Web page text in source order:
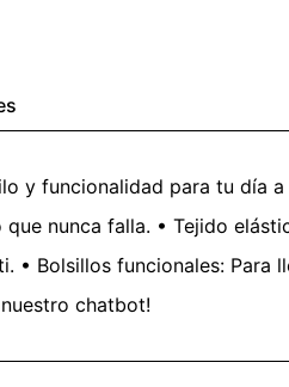
y funcionalidad para tu día
nunca falla. • Tejido
Bolsillos funcionales: Para
chatbot!